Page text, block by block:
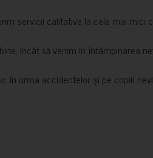
servicii calitative la cele mai
încât să venim în întâmpinarea
în urma accidentelor și pe copiii